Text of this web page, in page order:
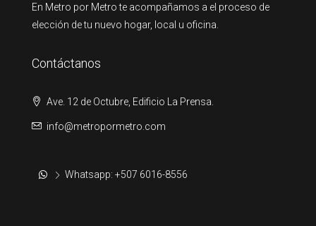
En Metro por Metro te acompañamos a el proceso de
elección de tu nuevo hogar, local u oficina.
Contáctanos
Ave. 12 de Octubre, Edificio La Prensa.
info@metropormetro.com
Whatsapp: +507 6016-8556